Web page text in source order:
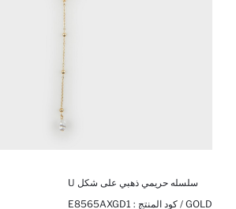
سلسله حريمي ذهبي على شكل U
GOLD / كود المنتج :
E8565AXGD1